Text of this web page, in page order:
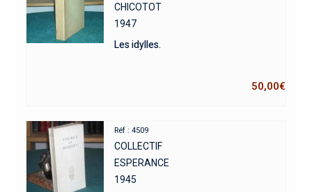
CHICOTOT
1947
Les idylles.
50,00€
Réf : 4509
COLLECTIF
ESPERANCE
1945